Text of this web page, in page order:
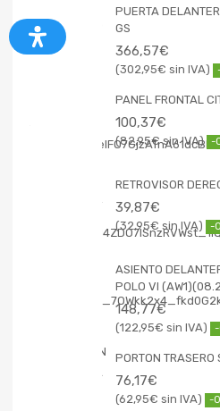
PUERTA
GS
366,57€
302,95€
PANEL FRONTAL
100,37€
82,95€ -
RETROVISOR
39,87€
32,95€ -
ASIENTO
POLO VI
148,77€
122,95€ -
PORTON
76,17€
62,95€ -